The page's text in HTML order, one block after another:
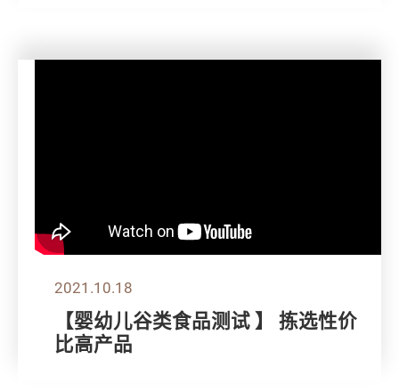
2021.10.18
【婴幼儿谷类食品测试 】 拣选性价
比高产品